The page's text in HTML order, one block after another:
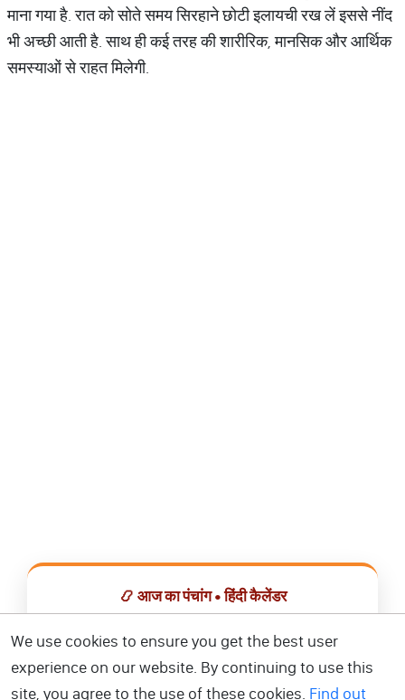
माना गया है. रात को सोते समय सिरहाने छोटी इलायची रख लें इससे नींद
भी अच्‍छी आती है. साथ ही कई तरह की शारीरिक, मानसिक और आर्थिक
समस्‍याओं से राहत मिलेगी.
📿 आज का पंचांग • हिंदी कैलेंडर
📅 हिंदी कैलेंडर ऐप डाउनलोड करें
We use cookies to ensure you get the best user
experience on our website. By continuing to use this
site, you agree to the use of these cookies. Find out